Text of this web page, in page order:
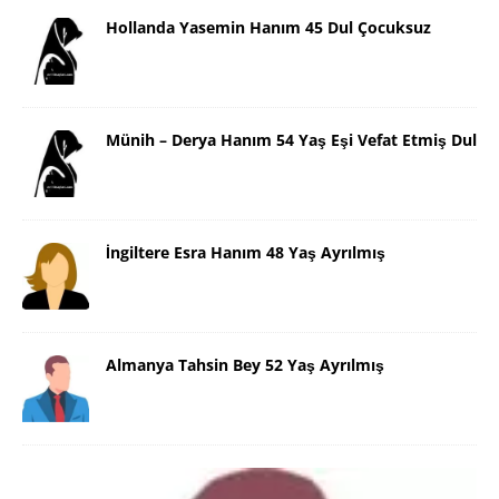
Hollanda Yasemin Hanım 45 Dul Çocuksuz
Münih – Derya Hanım 54 Yaş Eşi Vefat Etmiş Dul
İngiltere Esra Hanım 48 Yaş Ayrılmış
Almanya Tahsin Bey 52 Yaş Ayrılmış